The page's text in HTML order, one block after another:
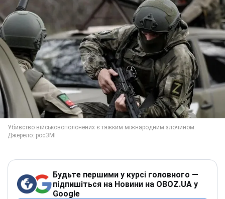
Будьте першими у курсі головного —
підпишіться на Новини на OBOZ.UA у
Google